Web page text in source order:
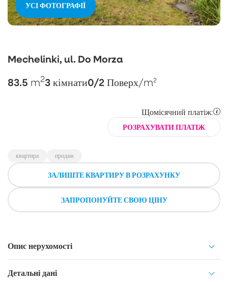
УСІ ФОТОГРАФІЇ
Mechelinki, ul. Do Morza
83.5 m23 кімнати0/2 Поверх/m²
Щомісячний платіж:
РОЗРАХУВАТИ ПЛАТІЖ
квартира продаж
ЗАЛИШТЕ КВАРТИРУ В РОЗРАХУНКУ
ЗАПРОПОНУЙТЕ СВОЮ ЦІНУ
Опис нерухомості
Детальні дані